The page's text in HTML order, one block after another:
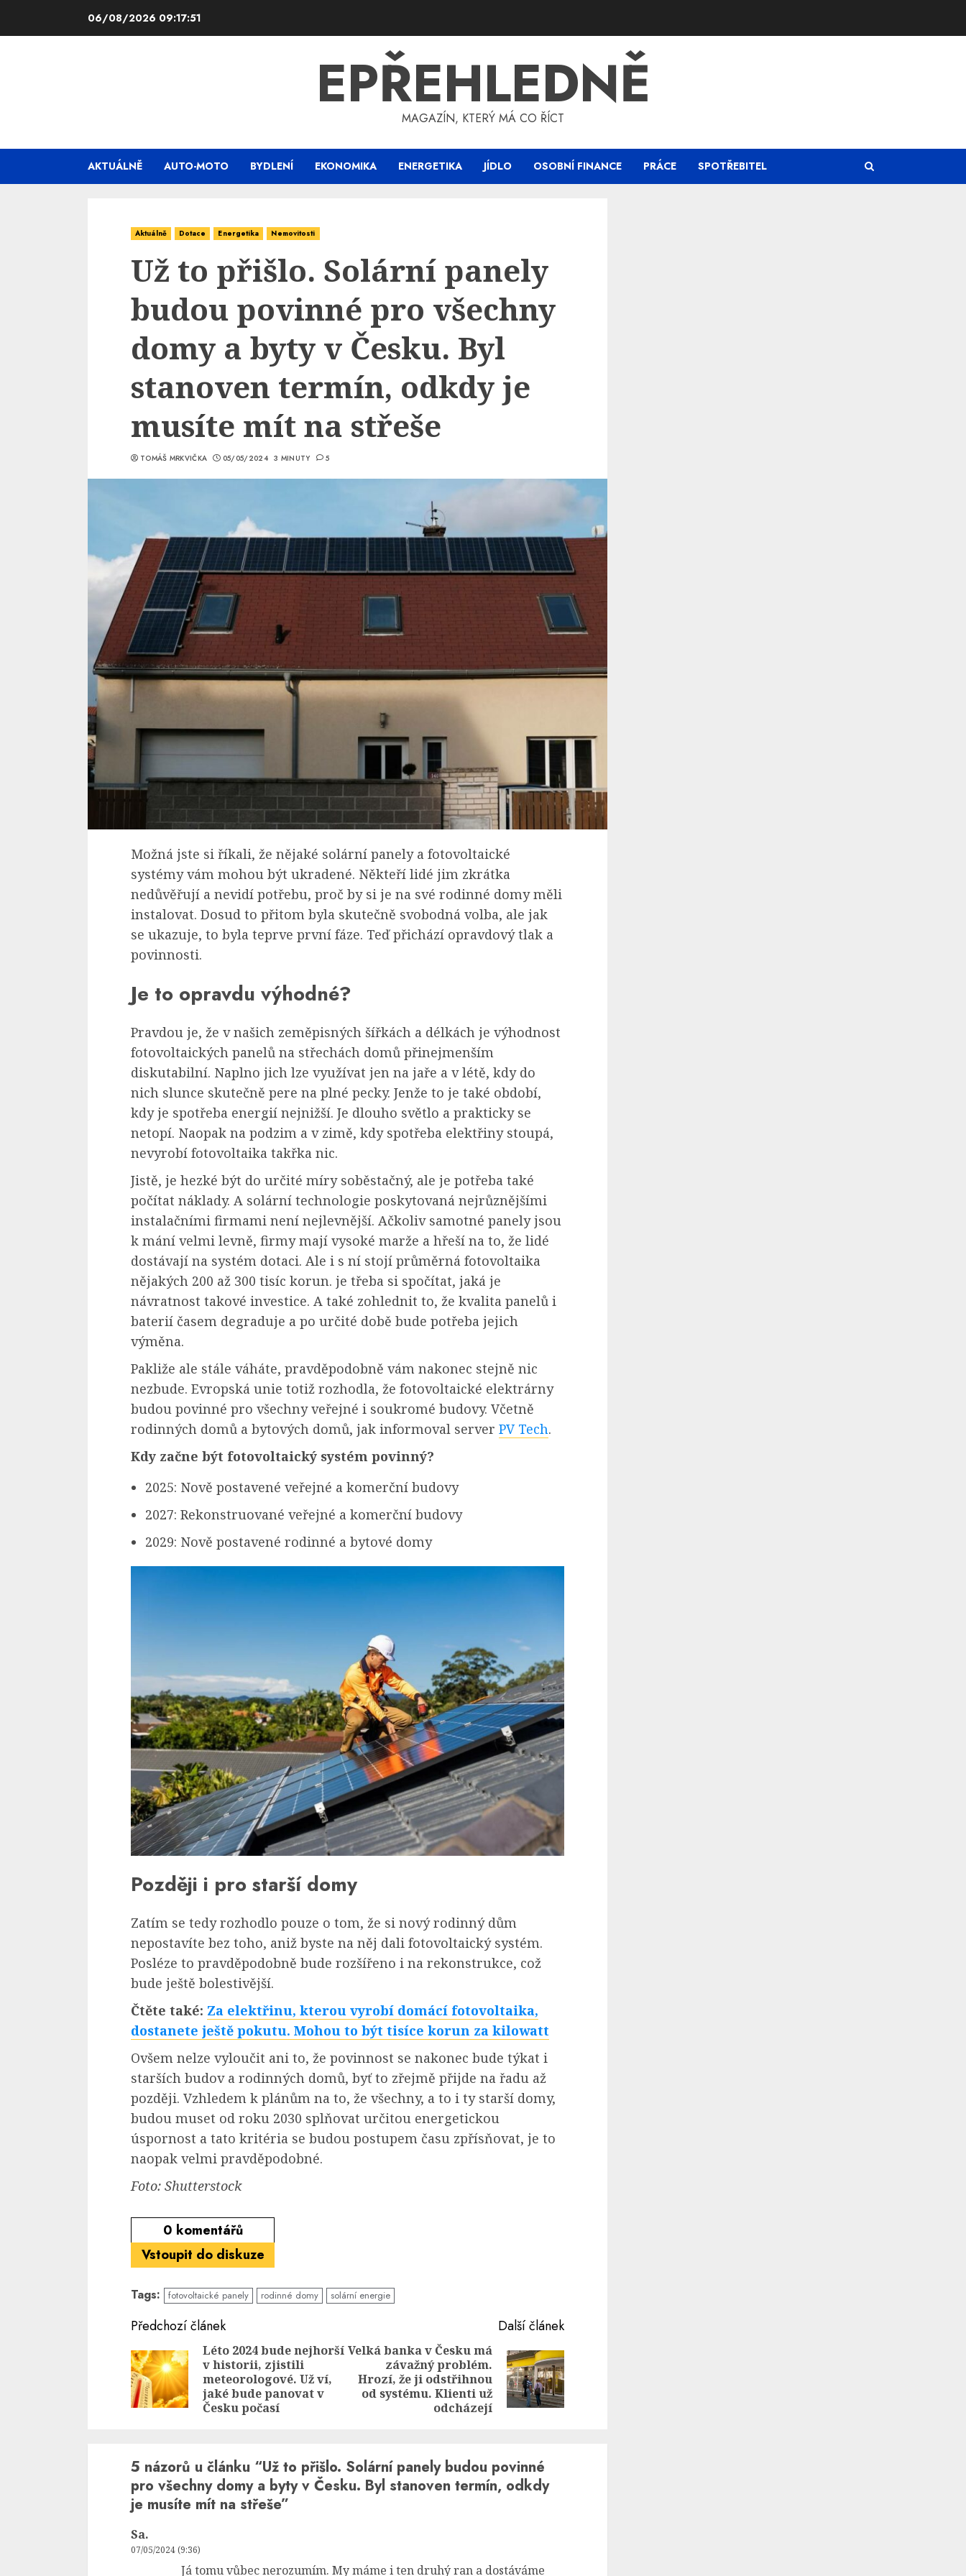
06/08/2026 09:17:52
EPŘEHLEDNĚ
MAGAZÍN, KTERÝ MÁ CO ŘÍCT
AKTUÁLNĚ AUTO-MOTO BYDLENÍ EKONOMIKA ENERGETIKA JÍDLO OSOBNÍ FINANCE PRÁCE SPOTŘEBITEL
Aktuálně Dotace Energetika Nemovitosti
Už to přišlo. Solární panely
budou povinné pro všechny
domy a byty v Česku. Byl
stanoven termín, odkdy je
musíte mít na střeše
TOMÁŠ MRKVIČKA 05/05/2024 3 MINUTY 5
Možná jste si říkali, že nějaké solární panely a fotovoltaické
systémy vám mohou být ukradené. Někteří lidé jim zkrátka
nedůvěřují a nevidí potřebu, proč by si je na své rodinné domy měli
instalovat. Dosud to přitom byla skutečně svobodná volba, ale jak
se ukazuje, to byla teprve první fáze. Teď přichází opravdový tlak a
povinnosti.
Je to opravdu výhodné?
Pravdou je, že v našich zeměpisných šířkách a délkách je výhodnost
fotovoltaických panelů na střechách domů přinejmenším
diskutabilní. Naplno jich lze využívat jen na jaře a v létě, kdy do
nich slunce skutečně pere na plné pecky. Jenže to je také období,
kdy je spotřeba energií nejnižší. Je dlouho světlo a prakticky se
netopí. Naopak na podzim a v zimě, kdy spotřeba elektřiny stoupá,
nevyrobí fotovoltaika takřka nic.
Jistě, je hezké být do určité míry soběstačný, ale je potřeba také
počítat náklady. A solární technologie poskytovaná nejrůznějšími
instalačními firmami není nejlevnější. Ačkoliv samotné panely jsou
k mání velmi levně, firmy mají vysoké marže a hřeší na to, že lidé
dostávají na systém dotaci. Ale i s ní stojí průměrná fotovoltaika
nějakých 200 až 300 tisíc korun. je třeba si spočítat, jaká je
návratnost takové investice. A také zohlednit to, že kvalita panelů i
baterií časem degraduje a po určité době bude potřeba jejich
výměna.
Pakliže ale stále váháte, pravděpodobně vám nakonec stejně nic
nezbude. Evropská unie totiž rozhodla, že fotovoltaické elektrárny
budou povinné pro všechny veřejné i soukromé budovy. Včetně
rodinných domů a bytových domů, jak informoval server PV Tech.
Kdy začne být fotovoltaický systém povinný?
2025: Nově postavené veřejné a komerční budovy
2027: Rekonstruované veřejné a komerční budovy
2029: Nově postavené rodinné a bytové domy
Později i pro starší domy
Zatím se tedy rozhodlo pouze o tom, že si nový rodinný dům
nepostavíte bez toho, aniž byste na něj dali fotovoltaický systém.
Posléze to pravděpodobně bude rozšířeno i na rekonstrukce, což
bude ještě bolestivější.
Čtěte také: Za elektřinu, kterou vyrobí domácí fotovoltaika,
dostanete ještě pokutu. Mohou to být tisíce korun za kilowatt
Ovšem nelze vyloučit ani to, že povinnost se nakonec bude týkat i
starších budov a rodinných domů, byť to zřejmě přijde na řadu až
později. Vzhledem k plánům na to, že všechny, a to i ty starší domy,
budou muset od roku 2030 splňovat určitou energetickou
úspornost a tato kritéria se budou postupem času zpřísňovat, je to
naopak velmi pravděpodobné.
Foto: Shutterstock
0 komentářů
Vstoupit do diskuze
Tags: fotovoltaické panely rodinné domy solární energie
Continue
Reading
Předchozí článek
Previous
post:
Léto 2024 bude nejhorší
v historii, zjistili
meteorologové. Už ví,
jaké bude panovat v
Česku počasí
Další článek
Next
post:
Velká banka v Česku má
závažný problém.
Hrozí, že ji odstřihnou
od systému. Klienti už
odcházejí
5 názorů u článku “Už to přišlo. Solární panely budou povinné
pro všechny domy a byty v Česku. Byl stanoven termín, odkdy
je musíte mít na střeše”
Sa.
07/05/2024 (9:36)
Já tomu vůbec nerozumím. My máme i ten druhý ran a dostáváme